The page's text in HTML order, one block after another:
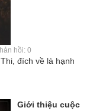
hồi: 0
đích về là hạnh
Giới thiệu cuộc